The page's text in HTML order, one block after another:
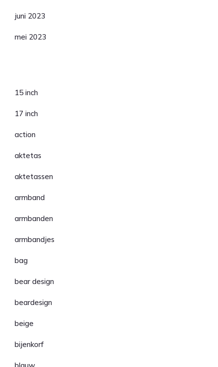
juni 2023
mei 2023
15 inch
17 inch
action
aktetas
aktetassen
armband
armbanden
armbandjes
bag
bear design
beardesign
beige
bijenkorf